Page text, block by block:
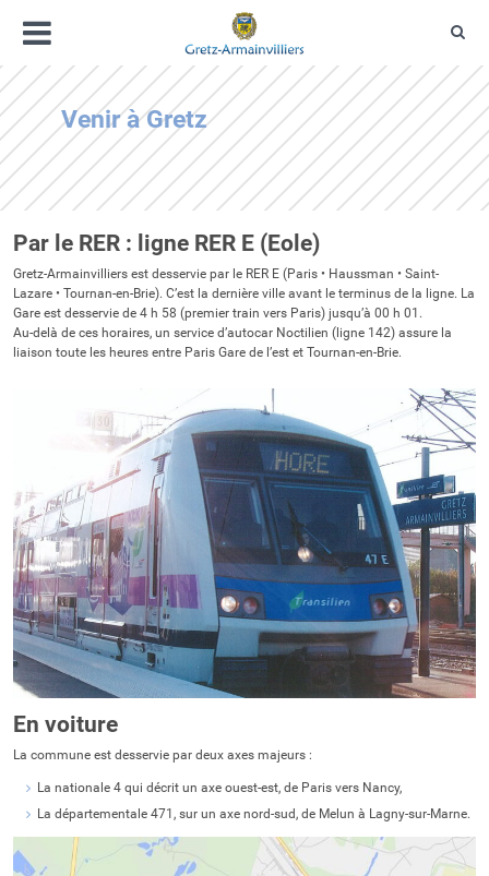
contenu
Menu
Gretz-Armainvilliers
Site officiel de Gretz-Armainvilliers,
Venir à Gretz
Par le RER : ligne RER E (Eole)
Gretz-Armainvilliers est desservie par le RER E (Paris • Haussman • Saint-
Lazare • Tournan-en-Brie). C’est la dernière ville avant le terminus de la ligne. La
Gare est desservie de 4 h 58 (premier train vers Paris) jusqu’à 00 h 01.
Au-delà de ces horaires, un service d’autocar Noctilien (ligne 142) assure la
liaison toute les heures entre Paris Gare de l’est et Tournan-en-Brie.
En voiture
La commune est desservie par deux axes majeurs :
La nationale 4 qui décrit un axe ouest-est, de Paris vers Nancy,
La départementale 471, sur un axe nord-sud, de Melun à Lagny-sur-Marne.